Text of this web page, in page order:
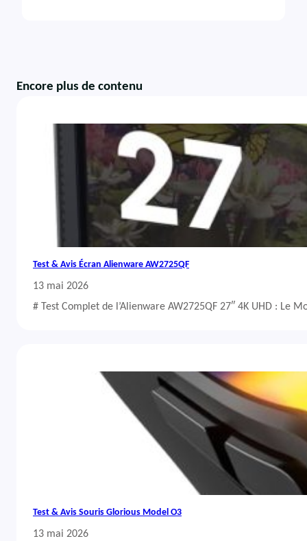
Encore plus de contenu
Test & Avis Écran Alienware AW2725QF
13 mai 2026
# Test Complet de l’Alienware AW2725QF 27″ 4K UHD : Le
Test & Avis Souris Glorious Model O3
13 mai 2026